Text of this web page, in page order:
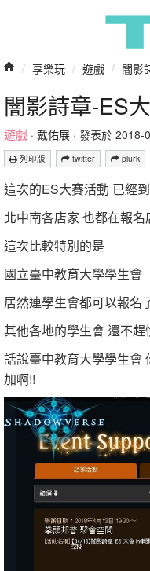
/ 享樂玩 / 遊戲 / 闇影
闇影詩章-ES
遊戲 · 戴佑展 · 發表於 2018-
列印版 twitter plurk
這次的ES大賽活動 已經
北中南各店家 也都在報名
這次比較特別的是
國立臺中教育大學學生會
居然連學生會都可以報名
其他各地的學生會 還不
話說臺中教育大學學生會
加啊!!